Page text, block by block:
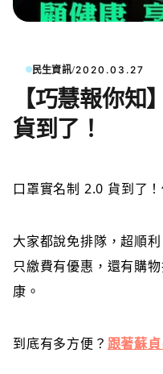
民生資訊/2020.03.27
【巧慧報你
貨到了！
口罩實名制 2.0 貨到了
大家都說免排隊，超順
只繳費有優惠，還有購
康。
到底有多方便？ 跟著蘇